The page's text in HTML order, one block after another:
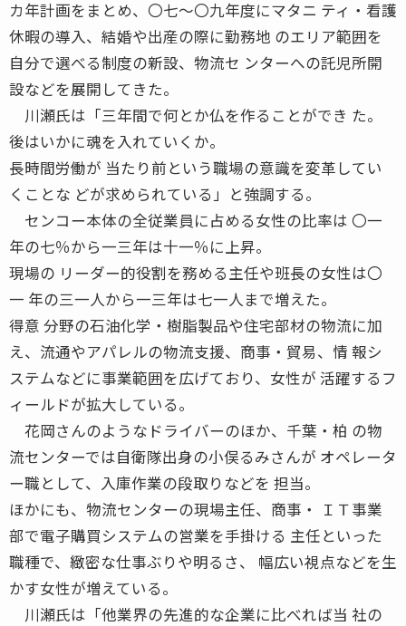
カ年計画をまとめ、〇七〜〇九年度にマタニ ティ・看護
休暇の導入、結婚や出産の際に勤務地 のエリア範囲を
自分で選べる制度の新設、物流セ ンターへの託児所開
設などを展開してきた。
川瀬氏は「三年間で何とか仏を作ることができ た。
後はいかに魂を入れていくか。
長時間労働が 当たり前という職場の意識を変革してい
くことな どが求められている」と強調する。
センコー本体の全従業員に占める女性の比率は 〇一
年の七％から一三年は十一％に上昇。
現場の リーダー的役割を務める主任や班長の女性は〇
一 年の三一人から一三年は七一人まで増えた。
得意 分野の石油化学・樹脂製品や住宅部材の物流に加
え、流通やアパレルの物流支援、商事・貿易、情 報シ
ステムなどに事業範囲を広げており、女性が 活躍するフ
ィールドが拡大している。
花岡さんのようなドライバーのほか、千葉・柏 の物
流センターでは自衛隊出身の小俣るみさんが オペレータ
ー職として、入庫作業の段取りなどを 担当。
ほかにも、物流センターの現場主任、商事・ ＩＴ事業
部で電子購買システムの営業を手掛ける 主任といった
職種で、緻密な仕事ぶりや明るさ、 幅広い視点などを生
かす女性が増えている。
川瀬氏は「他業界の先進的な企業に比べれば当 社の